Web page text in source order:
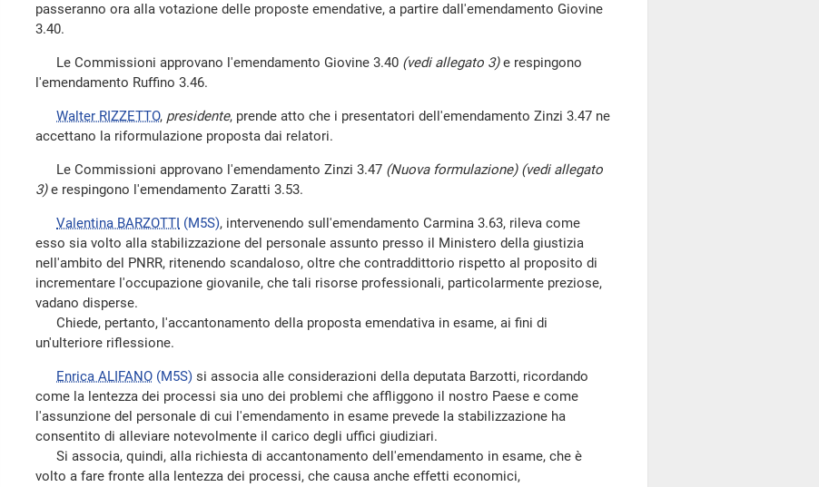
passeranno ora alla votazione delle proposte emendative, a partire dall'emendamento Giovine
3.40.
Le Commissioni approvano l'emendamento Giovine 3.40 (vedi allegato 3)e respingono
l'emendamento Ruffino 3.46.
Walter RIZZETTO, presidente, prende atto che i presentatori dell'emendamento Zinzi 3.47 ne
accettano la riformulazione proposta dai relatori.
Le Commissioni approvano l'emendamento Zinzi 3.47 (Nuova formulazione) (vedi allegato
3)e respingono l'emendamento Zaratti 3.53.
Valentina BARZOTTI (M5S), intervenendo sull'emendamento Carmina 3.63, rileva come
esso sia volto alla stabilizzazione del personale assunto presso il Ministero della giustizia
nell'ambito del PNRR, ritenendo scandaloso, oltre che contraddittorio rispetto al proposito di
incrementare l'occupazione giovanile, che tali risorse professionali, particolarmente preziose,
vadano disperse.
Chiede, pertanto, l'accantonamento della proposta emendativa in esame, ai fini di
un'ulteriore riflessione.
Enrica ALIFANO (M5S) si associa alle considerazioni della deputata Barzotti, ricordando
come la lentezza dei processi sia uno dei problemi che affliggono il nostro Paese e come
l'assunzione del personale di cui l'emendamento in esame prevede la stabilizzazione ha
consentito di alleviare notevolmente il carico degli uffici giudiziari.
Si associa, quindi, alla richiesta di accantonamento dell'emendamento in esame, che è
volto a fare fronte alla lentezza dei processi, che causa anche effetti economici,